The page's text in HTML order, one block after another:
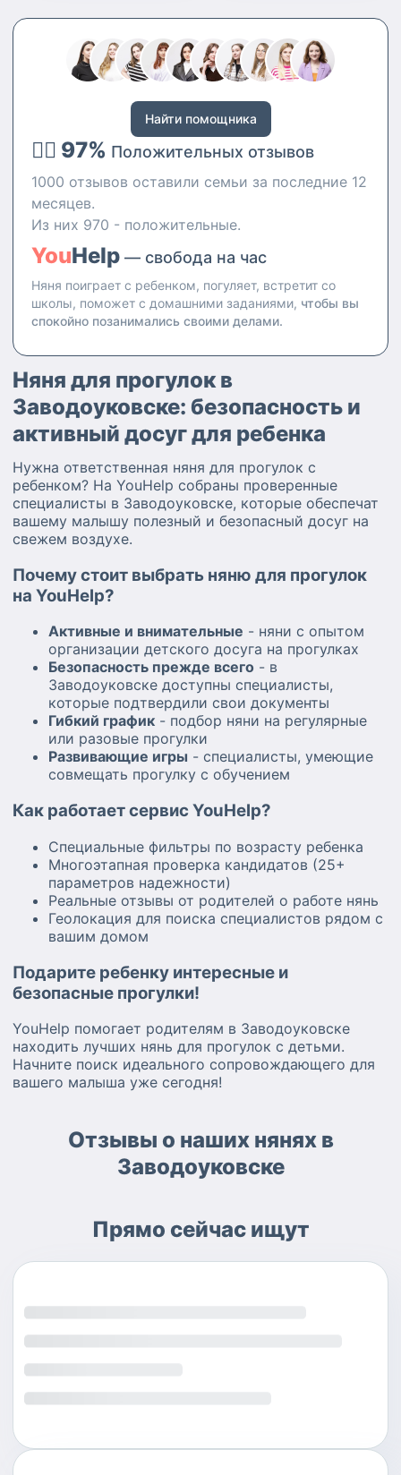
Найти помощника
👍🏻 97% Положительных отзывов
1000 отзывов оставили семьи за последние 12
месяцев.
Из них 970 - положительные.
YouHelp — свобода на час
Няня поиграет с ребенком, погуляет, встретит со
школы, поможет с домашними заданиями, чтобы вы
спокойно позанимались своими делами.
Няня для прогулок в
Заводоуковске: безопасность и
активный досуг для ребенка
Нужна ответственная няня для прогулок с
ребенком? На YouHelp собраны проверенные
специалисты в Заводоуковске, которые обеспечат
вашему малышу полезный и безопасный досуг на
свежем воздухе.
Почему стоит выбрать няню для прогулок
на YouHelp?
Активные и внимательные - няни с опытом
организации детского досуга на прогулках
Безопасность прежде всего - в
Заводоуковске доступны специалисты,
которые подтвердили свои документы
Гибкий график - подбор няни на регулярные
или разовые прогулки
Развивающие игры - специалисты, умеющие
совмещать прогулку с обучением
Как работает сервис YouHelp?
Специальные фильтры по возрасту ребенка
Многоэтапная проверка кандидатов (25+
параметров надежности)
Реальные отзывы от родителей о работе нянь
Геолокация для поиска специалистов рядом с
вашим домом
Подарите ребенку интересные и
безопасные прогулки!
YouHelp помогает родителям в Заводоуковске
находить лучших нянь для прогулок с детьми.
Начните поиск идеального сопровождающего для
вашего малыша уже сегодня!
Отзывы о наших нянях в
Заводоуковске
Прямо сейчас ищут